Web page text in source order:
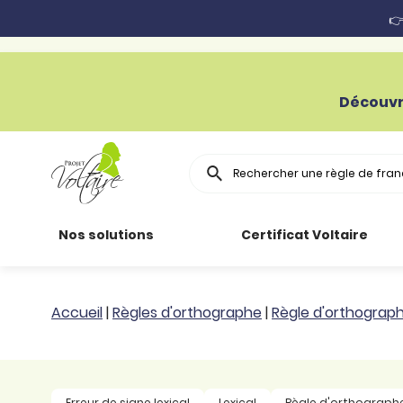
Rechercher
Nos solutions
Particuliers
Certificat Voltaire
Toutes nos
ressources
Conjugaison
Accueil|Règles d'orthographe|Règle